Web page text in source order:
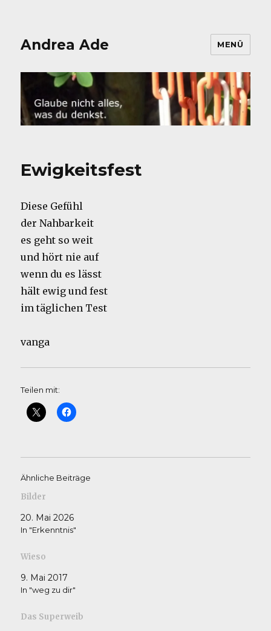
Andrea Ade MENÜ
Ewigkeitsfest
Diese Gefühl
der Nahbarkeit
es geht so weit
und hört nie auf
wenn du es lässt
hält ewig und fest
im täglichen Test
vanga
Teilen mit:
Ähnliche Beiträge
Bilder
20. Mai 2026
In "Erkenntnis"
Wieso
9. Mai 2017
In "weg zu dir"
Das Superweib